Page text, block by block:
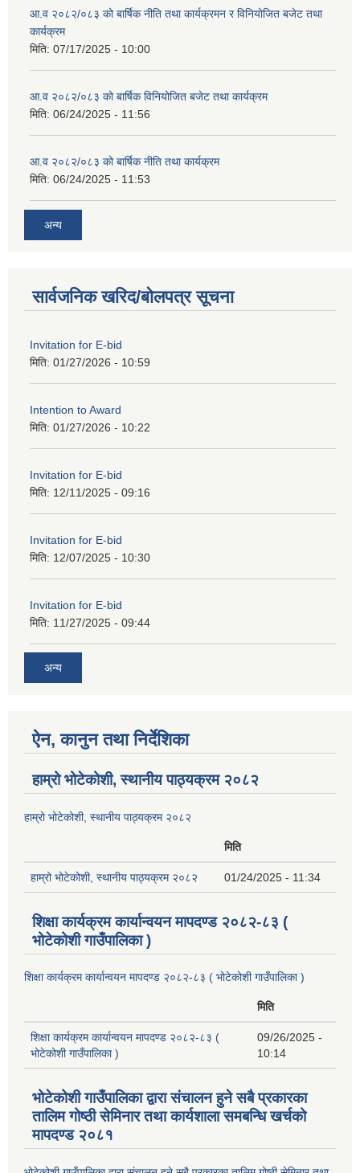
आ.व २०८२/०८३ को बार्षिक नीति तथा कार्यक्रमन र विनियोजित बजेट तथा
कार्यक्रम
मिति: 07/17/2025 - 10:00
आ.व २०८२/०८३ को बार्षिक विनियोजित बजेट तथा कार्यक्रम
मिति: 06/24/2025 - 11:56
आ.व २०८२/०८३ को बार्षिक नीति तथा कार्यक्रम
मिति: 06/24/2025 - 11:53
अन्य
सार्वजनिक खरिद/बोलपत्र सूचना
Invitation for E-bid
मिति: 01/27/2026 - 10:59
Intention to Award
मिति: 01/27/2026 - 10:22
Invitation for E-bid
मिति: 12/11/2025 - 09:16
Invitation for E-bid
मिति: 12/07/2025 - 10:30
Invitation for E-bid
मिति: 11/27/2025 - 09:44
अन्य
ऐन, कानुन तथा निर्देशिका
हाम्रो भोटेकोशी, स्थानीय पाठ्यक्रम २०८२
हाम्रो भोटेकोशी, स्थानीय पाठ्यक्रम २०८२
मिति
हाम्रो भोटेकोशी, स्थानीय पाठ्यक्रम २०८२ 01/24/2025 - 11:34
शिक्षा कार्यक्रम कार्यान्वयन मापदण्ड २०८२-८३ (
भोटेकोशी गाउँपालिका )
शिक्षा कार्यक्रम कार्यान्वयन मापदण्ड २०८२-८३ ( भोटेकोशी गाउँपालिका )
मिति
शिक्षा कार्यक्रम कार्यान्वयन मापदण्ड २०८२-८३ (
भोटेकोशी गाउँपालिका )
09/26/2025 -
10:14
भोटेकोशी गाउँपालिका द्वारा संचालन हुने सबै प्रकारका
तालिम गोष्ठी सेमिनार तथा कार्यशाला समबन्धि खर्चको
मापदण्ड २०८१